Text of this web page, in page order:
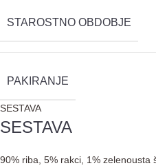
STAROSTNO OBDOBJE
PAKIRANJE
SESTAVA
SESTAVA
90% riba, 5% rakci, 1% zelenousta